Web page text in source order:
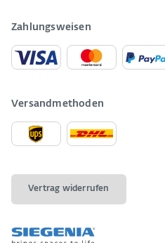
Zahlungsweisen
Versandmethoden
Vertrag widerrufen